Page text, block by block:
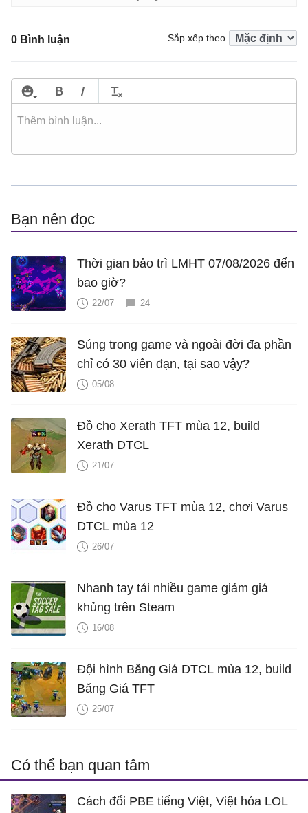
0 Bình luận Sắp xếp theo
Bạn nên đọc
Thời gian bảo trì LMHT 07/08/2026 đến
bao giờ?
22/07 24
Súng trong game và ngoài đời đa phần
chỉ có 30 viên đạn, tại sao vậy?
05/08
Đồ cho Xerath TFT mùa 12, build
Xerath DTCL
21/07
Đồ cho Varus TFT mùa 12, chơi Varus
DTCL mùa 12
26/07
Nhanh tay tải nhiều game giảm giá
khủng trên Steam
16/08
Đội hình Băng Giá DTCL mùa 12, build
Băng Giá TFT
25/07
Có thể bạn quan tâm
Cách đổi PBE tiếng Việt, Việt hóa LOL